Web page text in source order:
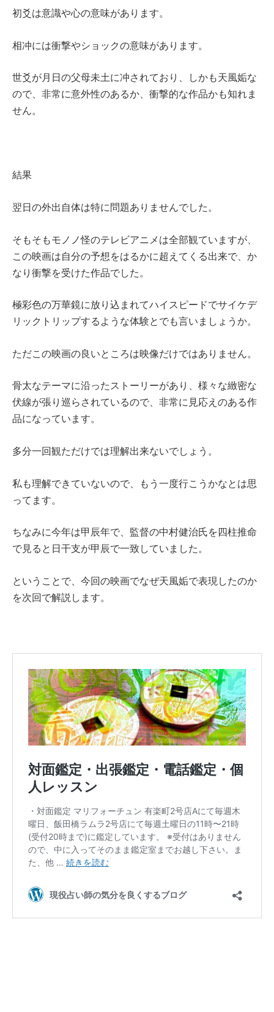
初爻は意識や心の意味があります。
相冲には衝撃やショックの意味があります。
世爻が月日の父母未土に冲されており、しかも天風姤な
ので、非常に意外性のあるか、衝撃的な作品かも知れま
せん。
結果
翌日の外出自体は特に問題ありませんでした。
そもそもモノノ怪のテレビアニメは全部観ていますが、
この映画は自分の予想をはるかに超えてくる出来で、か
なり衝撃を受けた作品でした。
極彩色の万華鏡に放り込まれてハイスピードでサイケデ
リックトリップするような体験とでも言いましょうか。
ただこの映画の良いところは映像だけではありません。
骨太なテーマに沿ったストーリーがあり、様々な緻密な
伏線が張り巡らされているので、非常に見応えのある作
品になっています。
多分一回観ただけでは理解出来ないでしょう。
私も理解できていないので、もう一度行こうかなとは思
ってます。
ちなみに今年は甲辰年で、監督の中村健治氏を四柱推命
で見ると日干支が甲辰で一致していました。
ということで、今回の映画でなぜ天風姤で表現したのか
を次回で解説します。